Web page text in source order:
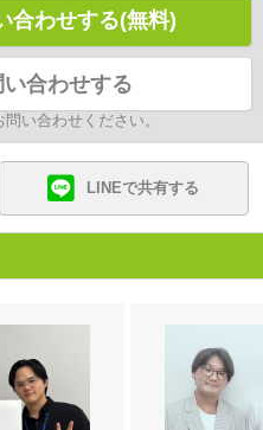
合わせする(無料)
合わせする
い合わせください。
LINEで共有する